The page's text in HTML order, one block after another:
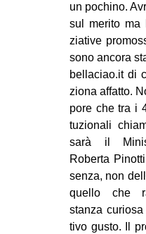
un pochino.
sul merito
zia­tive
sono ancora
bel​la​ciao​.it di
ziona affatto.
pore che tra i
tu­zio­nali
sarà il
Roberta
senza, non
quello che
stanza
tivo gusto. Il